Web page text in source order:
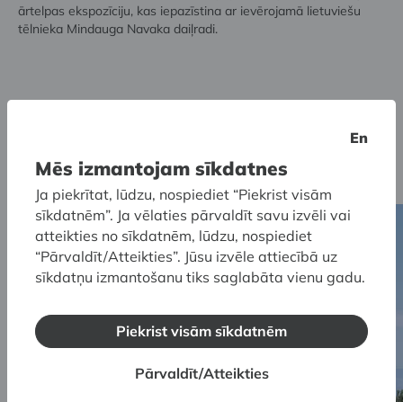
ārtelpas ekspozīciju, kas iepazīstina ar ievērojamā lietuviešu
tēlnieka Mindauga Navaka daiļradi.
Skatīt visas
En
Mēs izmantojam sīkdatnes
Ja piekrītat, lūdzu, nospiediet “Piekrist visām
sīkdatnēm”. Ja vēlaties pārvaldīt savu izvēli vai
atteikties no sīkdatnēm, lūdzu, nospiediet
“Pārvaldīt/Atteikties”. Jūsu izvēle attiecībā uz
sīkdatņu izmantošanu tiks saglabāta vienu gadu.
Piekrist visām sīkdatnēm
Pārvaldīt/Atteikties